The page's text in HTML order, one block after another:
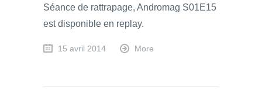
Séance de rattrapage, Andromag S01E15
est disponible en replay.
15 avril 2014 More